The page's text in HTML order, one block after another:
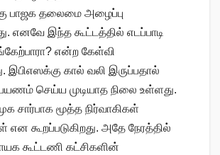
பாஜக தலைமை அழைப்பு
எனவே இந்த கூட்டத்தில் எடப்பாடி
என்ற கேள்வி
இபிஎஸக்கு கால் வலி இருப்பதால்
செய்ய முடியாத நிலை உள்ளது.
சார்பாக மூத்த நிர்வாகிகள்
என கூறப்படுகிறது. அதே நேரத்தில்
கூட்டணி கட்சிகளின்